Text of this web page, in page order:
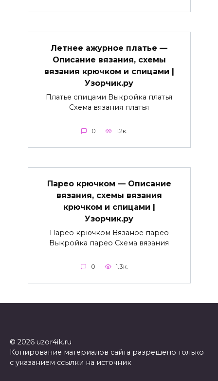
Летнее ажурное платье —
Описание вязания, схемы
вязания крючком и спицами |
Узорчик.ру
Платье спицами Выкройка платья
Схема вязания платья
0 1.2к.
Парео крючком — Описание
вязания, схемы вязания
крючком и спицами |
Узорчик.ру
Парео крючком Вязаное парео
Выкройка парео Схема вязания
0 1.3к.
© 2026 uzor4ik.ru
Копирование материалов сайта разрешено только
с указанием ссылки на источник